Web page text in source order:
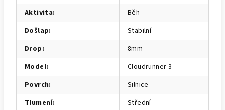
Aktivita:
Běh
Došlap:
Stabilní
Drop:
8mm
Model:
Cloudrunner 3
Povrch:
Silnice
Tlumení:
Střední